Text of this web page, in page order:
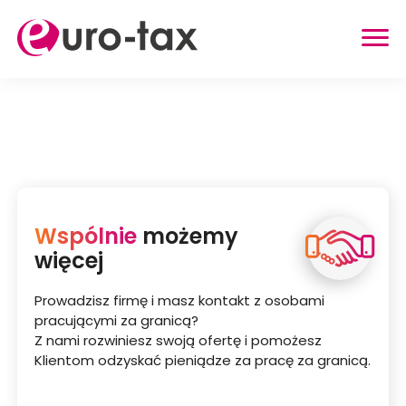
BELGIA
AUSTRIA
INNE USŁUGI
ZWROT UBEZPIECZENIA Z HOLANDII
ZASIŁEK RODZINNY W HOLANDII
Wspólnie możemy
więcej
Prowadzisz firmę i masz kontakt z osobami
pracującymi za granicą?
Z nami rozwiniesz swoją ofertę i pomożesz
Klientom odzyskać pieniądze za pracę za granicą.